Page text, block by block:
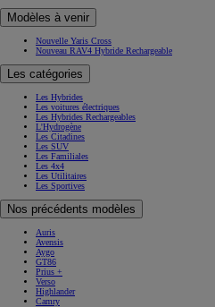
Modèles à venir
Nouvelle Yaris Cross
Nouveau RAV4 Hybride Rechargeable
Les catégories
Les Hybrides
Les voitures électriques
Les Hybrides Rechargeables
L'Hydrogène
Les Citadines
Les SUV
Les Familiales
Les 4x4
Les Utilitaires
Les Sportives
Nos précédents modèles
Auris
Avensis
Aygo
GT86
Prius +
Verso
Highlander
Camry